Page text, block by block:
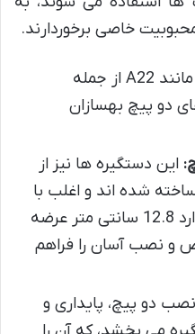
خاصی برخوردارند.
مدل هایی مانند A22 از جمله
دو پیچ بهسازان
این دستگیره ها نیز از
شده اند و اغلب با
فاصله پیچ تا پیچ استاندارد 12.8 سانتی متر عرضه
و نصب آسان را فراهم
نصب دو پیچ، پایداری و